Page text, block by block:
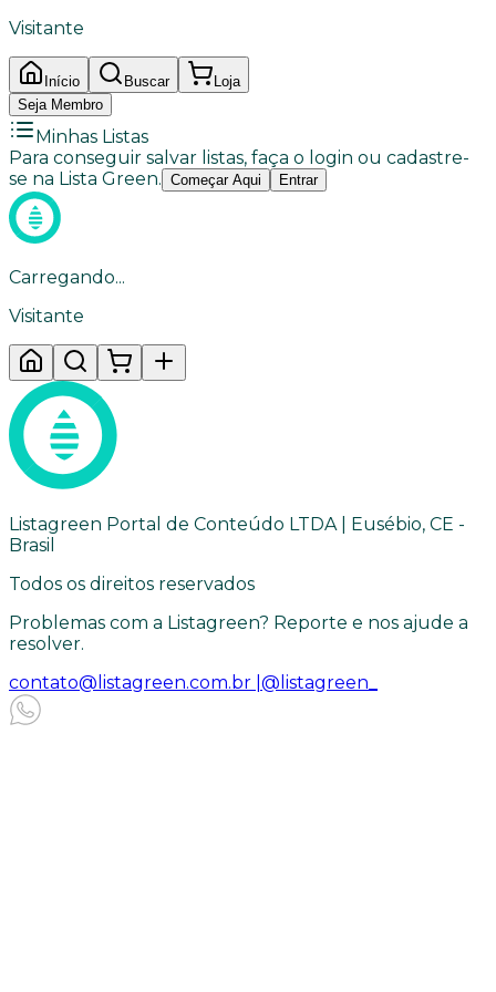
Visitante
Início Buscar
Loja
Seja Membro
Minhas Listas
Para conseguir salvar listas, faça o login ou cadastre-
se na Lista Green. Começar Aqui Entrar
Carregando...
Visitante
Listagreen Portal de Conteúdo LTDA | Eusébio, CE -
Brasil
Todos os direitos reservados
Problemas com a Listagreen? Reporte e nos ajude a
resolver.
contato@listagreen.com.br | @listagreen_